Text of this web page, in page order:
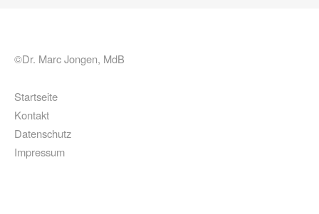
©Dr. Marc Jongen, MdB
Startseite
Kontakt
Datenschutz
Impressum